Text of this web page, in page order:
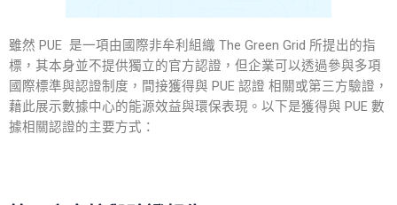
雖然 PUE 是一項由國際非牟利組織 The Green Grid 所提出的指
標，其本身並不提供獨立的官方認證，但企業可以透過參與多項
國際標準與認證制度，間接獲得與 PUE 認證 相關或第三方驗證，
藉此展示數據中心的能源效益與環保表現。以下是獲得與 PUE 數
據相關認證的主要方式：